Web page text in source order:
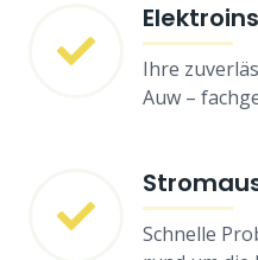
Ihre
Auw –
Schnelle